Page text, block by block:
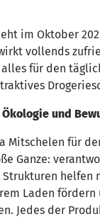
im Oktober
vollends
für den
und
für
Ganze:
Laden
Jedes der